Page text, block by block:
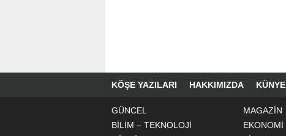
KÖŞE YAZILARI HAKKIMIZDA KÜNYE
GÜNCEL MAGAZİN
BİLİM – TEKNOLOJİ
EKONOMİ